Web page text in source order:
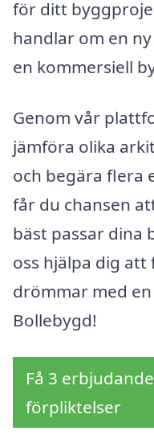
för ditt
handlar om en
en kommersiell
Genom vår
jämföra olika
och begära flera
får du chansen
bäst passar dina
oss hjälpa dig
drömmar med
Bollebygd!
Få 3
förpliktelser